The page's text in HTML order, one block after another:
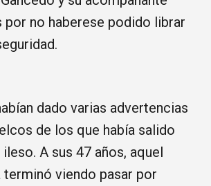
no haberese podido librar
dado varias advertencias
de los que había salido
A sus 47 años, aquel
viendo pasar por